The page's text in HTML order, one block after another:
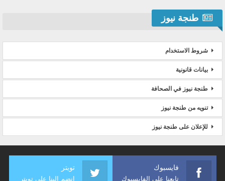
طنجة نيوز
شروط الاستخدام
بيانات قانونية
طنجة نيوز في الصحافة
تنويه من طنجة نيوز
للإعلان على طنجة نيوز
فايسبوك
تابعنا على الفايسبوك
تويتر
انضم إلينا على تويتر